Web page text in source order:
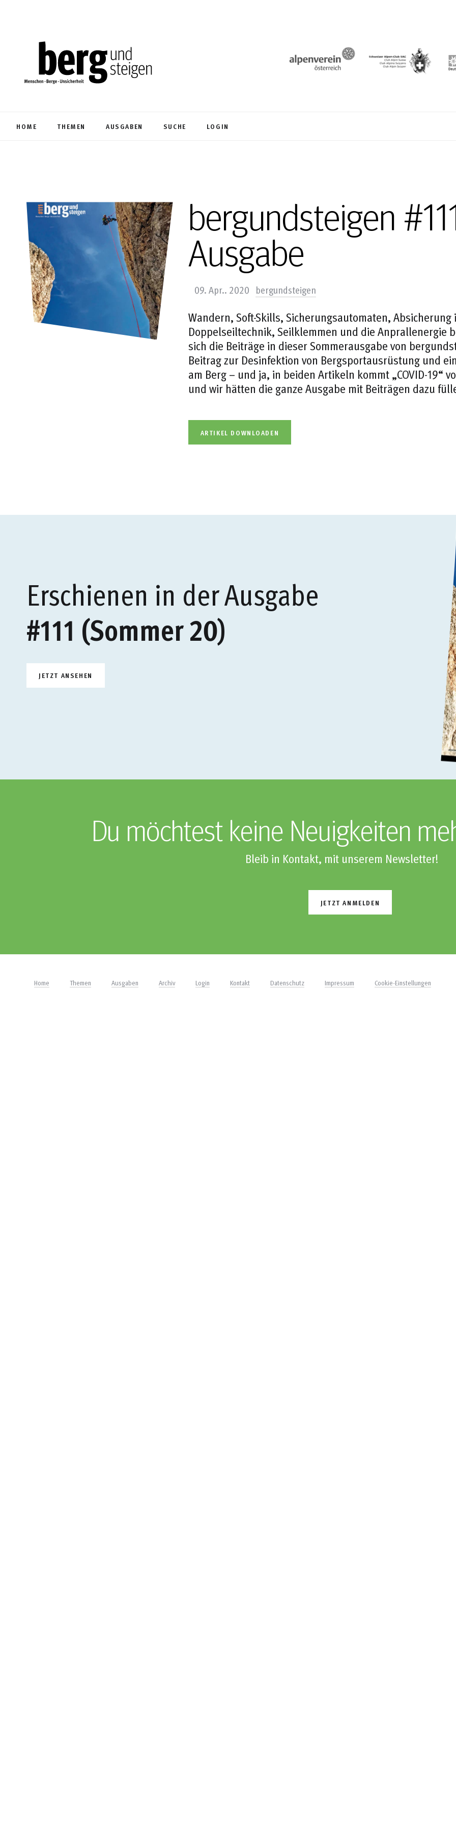
HOME THEMEN AUSGABEN SUCHE LOGIN
bergundsteigen
Ausgabe
09. Apr.. 2020 bergundsteigen
Wandern, Soft-Skills, Sicherungsautomaten,
Doppelseiltechnik, Seilklemmen und die Anprallenergie
sich die Beiträge in dieser Sommerausgabe von
Beitrag zur Desinfektion von Bergsportausrüstung und
am Berg – und ja, in beiden Artikeln kommt „COVID-19“
und wir hätten die ganze Ausgabe mit Beiträgen dazu
ARTIKEL DOWNLOADEN
Erschienen in der Ausgabe
#111 (Sommer 20)
JETZT ANSEHEN
Du möchtest keine Neuigkeiten
Bleib in Kontakt, mit unserem Newsletter!
JETZT ANMELDEN
Home Themen Ausgaben Archiv Login Kontakt Datenschutz Impressum Cookie-Einstellungen